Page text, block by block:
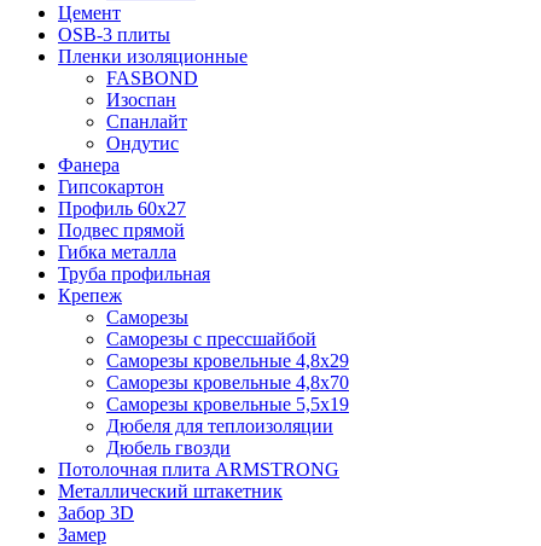
Цемент
OSB-3 плиты
Пленки изоляционные
FASBOND
Изоспан
Спанлайт
Ондутис
Фанера
Гипсокартон
Профиль 60х27
Подвес прямой
Гибка металла
Труба профильная
Крепеж
Саморезы
Саморезы с прессшайбой
Саморезы кровельные 4,8х29
Саморезы кровельные 4,8х70
Саморезы кровельные 5,5х19
Дюбеля для теплоизоляции
Дюбель гвозди
Потолочная плита ARMSTRONG
Металлический штакетник
Забор 3D
Замер